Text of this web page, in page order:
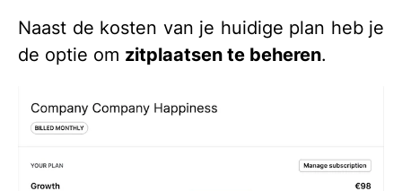
Naast de kosten van je huidige plan heb je
de optie om zitplaatsen te beheren.